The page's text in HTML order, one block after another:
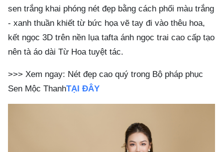
sen trắng khai phóng nét đẹp bằng cách phối màu trắng
- xanh thuần khiết từ bức họa vẽ tay đi vào thêu hoa,
kết ngọc 3D trên nền lụa tafta ánh ngọc trai cao cấp tạo
nên tà áo dài Từ Hoa tuyệt tác.
>>> Xem ngay: Nét đẹp cao quý trong Bộ pháp phục
Sen Mộc ThanhTẠI ĐÂY